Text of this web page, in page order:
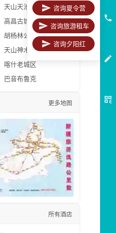
天山天池
高昌古城
胡杨林公园
天山神木园
喀什老城区
巴音布鲁克
更多地图
所有酒店
咨询夏令营
咨询旅游租车
咨询夕阳红